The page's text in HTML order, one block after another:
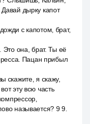
дырку капот
с капотом, брат,
Это она, брат. Ты её
Пацан прибыл
скажите, я скажу,
эту всю часть
называется? 9 9.